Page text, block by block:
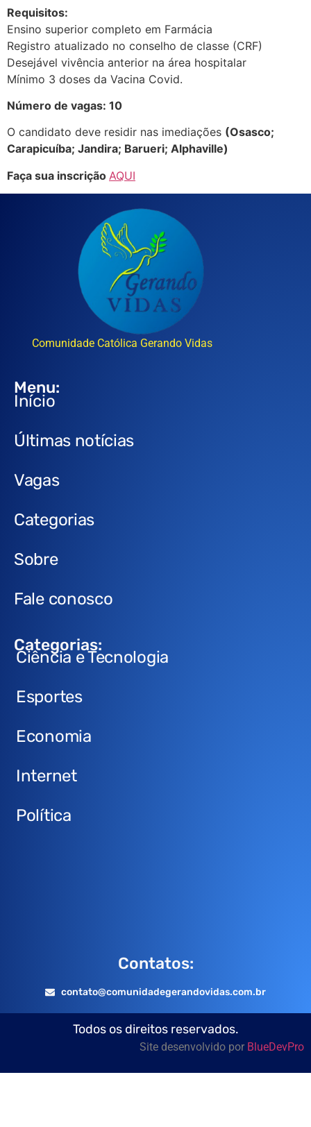
Requisitos:
Ensino superior completo em Farmácia
Registro atualizado no conselho de classe (CRF)
Desejável vivência anterior na área hospitalar
Mínimo 3 doses da Vacina Covid.
Número de vagas: 10
O candidato deve residir nas imediações (Osasco;
Carapicuíba; Jandira; Barueri; Alphaville)
Faça sua inscrição AQUI
Comunidade Católica Gerando Vidas
Menu:
Início
Últimas notícias
Vagas
Categorias
Sobre
Fale conosco
Categorias:
Ciência e Tecnologia
Esportes
Economia
Internet
Política
Contatos:
contato@comunidadegerandovidas.com.br
Todos os direitos reservados.
Site desenvolvido por BlueDevPro